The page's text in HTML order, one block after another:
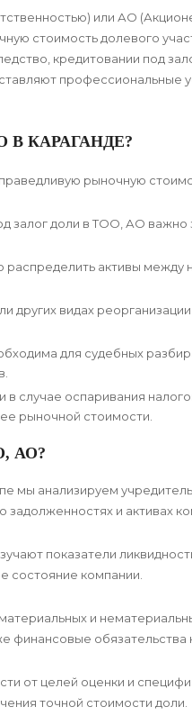
или АО
стоимость долевого
кредитовании под
профессиональные
В КАРАГАНДЕ?
рыночную
залог доли в ТОО, АО важно
распределить активы между
других видах
для судебных
случае оспаривания
рыночной стоимости.
АО?
мы анализируем
и активах
показатели
состояние компании.
и
финансовые обязательства
от целей оценки и
точной стоимости доли.